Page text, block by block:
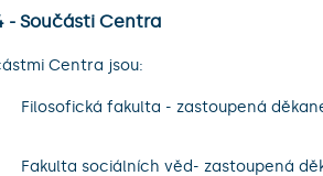
- Součásti Centra
Centra jsou:
Filosofická fakulta - zastoupená
Fakulta sociálních věd- zastoupená